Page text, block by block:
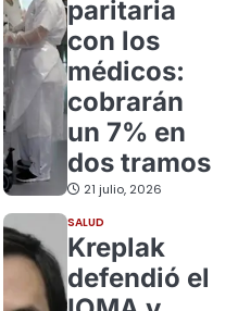
paritaria
con los
médicos:
cobrarán
un 7% en
dos tramos
21 julio, 2026
SALUD
Kreplak
defendió el